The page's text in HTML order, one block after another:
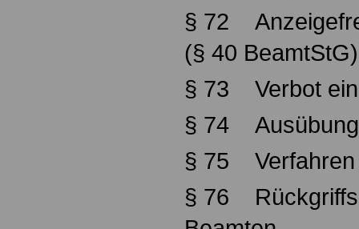
§ 72
(§ 40 BeamtStG)
§ 73 Verbot
§ 74 Ausübung
§ 75 Verfahren
§ 76